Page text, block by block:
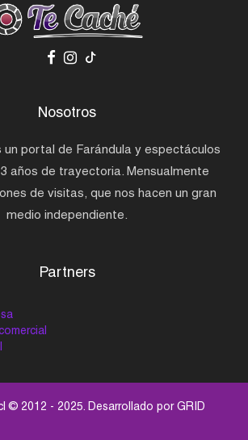
Nosotros
un portal de Farándula y espectáculos
años de trayectoria. Mensualmente
de visitas, que nos hacen un gran
medio independiente.
Partners
© 2012 - 2025. Desarrollado porGRID